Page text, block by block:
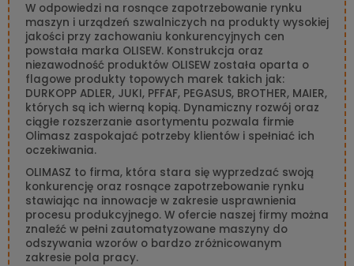
W odpowiedzi na rosnące zapotrzebowanie rynku
maszyn i urządzeń szwalniczych na produkty wysokiej
jakości przy zachowaniu konkurencyjnych cen
powstała marka OLISEW. Konstrukcja oraz
niezawodność produktów OLISEW została oparta o
flagowe produkty topowych marek takich jak:
DURKOPP ADLER, JUKI, PFFAF, PEGASUS, BROTHER, MAIER,
których są ich wierną kopią. Dynamiczny rozwój oraz
ciągłe rozszerzanie asortymentu pozwala firmie
Olimasz zaspokajać potrzeby klientów i spełniać ich
oczekiwania.
OLIMASZ to firma, która stara się wyprzedzać swoją
konkurencję oraz rosnące zapotrzebowanie rynku
stawiając na innowacje w zakresie usprawnienia
procesu produkcyjnego. W ofercie naszej firmy można
znaleźć w pełni zautomatyzowane maszyny do
odszywania wzorów o bardzo zróżnicowanym
zakresie pola pracy.